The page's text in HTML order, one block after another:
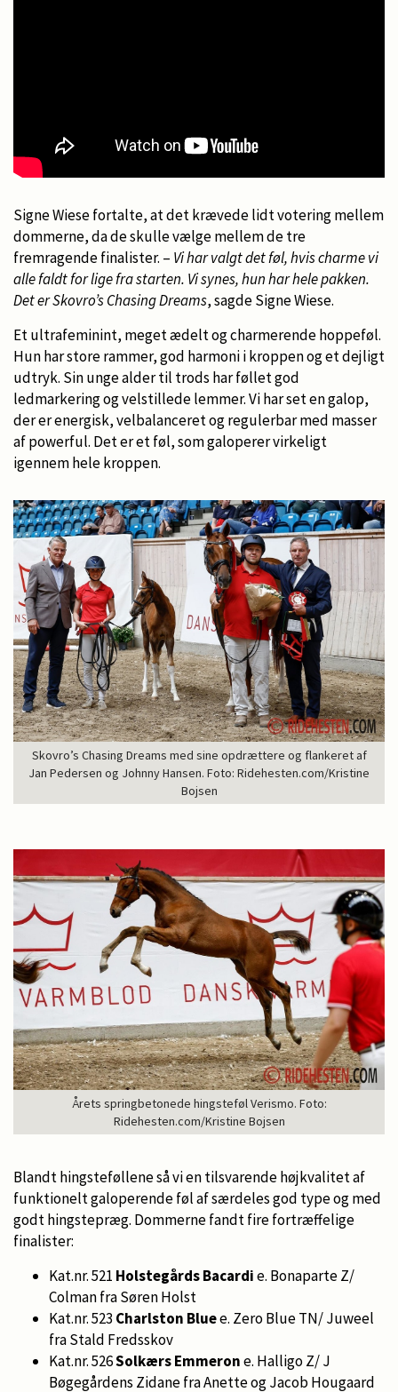
Signe Wiese fortalte, at det krævede lidt votering mellem
dommerne, da de skulle vælge mellem de tre
fremragende finalister. – Vi har valgt det føl, hvis charme vi
alle faldt for lige fra starten. Vi synes, hun har hele pakken.
Det er Skovro’s Chasing Dreams, sagde Signe Wiese.
Et ultrafeminint, meget ædelt og charmerende hoppeføl.
Hun har store rammer, god harmoni i kroppen og et dejligt
udtryk. Sin unge alder til trods har føllet god
ledmarkering og velstillede lemmer. Vi har set en galop,
der er energisk, velbalanceret og regulerbar med masser
af powerful. Det er et føl, som galoperer virkeligt
igennem hele kroppen.
Skovro’s Chasing Dreams med sine opdrættere og flankeret af
Jan Pedersen og Johnny Hansen. Foto: Ridehesten.com/Kristine
Bojsen
Årets springbetonede hingsteføl Verismo. Foto:
Ridehesten.com/Kristine Bojsen
Blandt hingsteføllene så vi en tilsvarende højkvalitet af
funktionelt galoperende føl af særdeles god type og med
godt hingstepræg. Dommerne fandt fire fortræffelige
finalister:
Kat.nr. 521 Holstegårds Bacardie. Bonaparte Z/
Colman fra Søren Holst
Kat.nr. 523 Charlston Bluee. Zero Blue TN/ Juweel
fra Stald Fredsskov
Kat.nr. 526Solkærs Emmerone. Halligo Z/ J
Bøgegårdens Zidane fra Anette og Jacob Hougaard